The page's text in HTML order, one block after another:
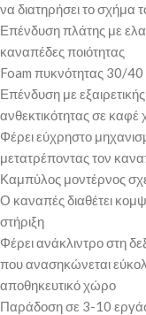
να διατηρήσει το σχήμα
Επένδυση πλάτης με
καναπέδες ποιότητας
Foam πυκνότητας 30/40
Επένδυση με
ανθεκτικότητας σε
Φέρει εύχρηστο
μετατρέποντας τον
Καμπύλος μοντέρνος
Ο καναπές διαθέτει
στήριξη
Φέρει ανάκλιντρο στη
που ανασηκώνεται
αποθηκευτικό χώρο
Παράδοση σε 3-10